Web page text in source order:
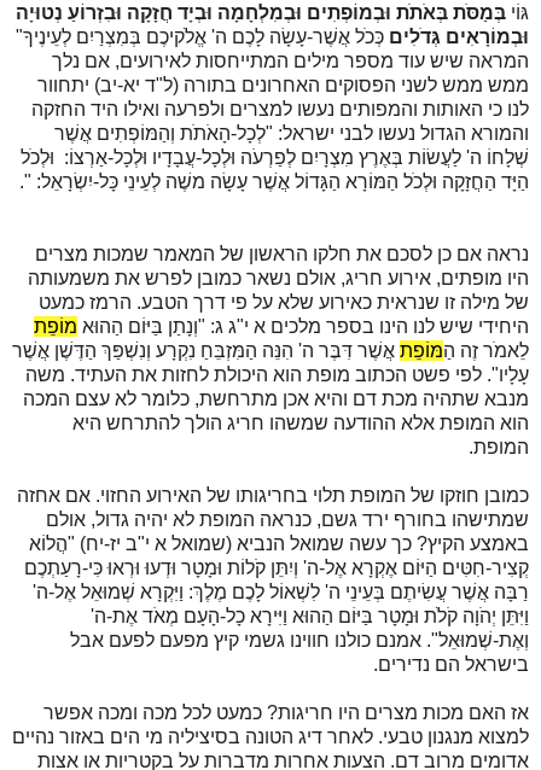
גּוֹי בְּמַסֹּת בְּאֹתֹת וּבְמוֹפְתִים וּבְמִלְחָמָה וּבְיָד חֲזָקָה וּבִזְרוֹעַ נְטוּיָה
וּבְמוֹרָאִים גְּדֹלִים כְּכֹל אֲשֶׁר-עָשָׂה לָכֶם ה' אֱלֹקיכֶם בְּמִצְרַיִם לְעֵינֶיךָ"
המראה שיש עוד מספר מילים המתייחסות לאירועים, אם נלך
ממש ממש לשני הפסוקים האחרונים בתורה (ל"ד יא-יב) יתחוור
לנו כי האותות והמפותים נעשו למצרים ולפרעה ואילו היד החזקה
והמורא הגדול נעשו לבני ישראל: "לְכָל-הָאֹתֹת וְהַמּוֹפְתִים אֲשֶׁר
שְׁלָחוֹ ה' לַעֲשׂוֹת בְּאֶרֶץ מִצְרָיִם לְפַרְעֹה וּלְכָל-עֲבָדָיו וּלְכָל-אַרְצוֹ: וּלְכֹל
הַיָּד הַחֲזָקָה וּלְכֹל הַמּוֹרָא הַגָּדוֹל אֲשֶׁר עָשָׂה משֶׁה לְעֵינֵי כָּל-יִשְׂרָאֵל: ".
נראה אם כן לסכם את חלקו הראשון של המאמר שמכות מצרים
היו מופתים, אירוע חריג, אולם נשאר כמובן לפרש את משמעותה
של מילה זו שנראית כאירוע שלא על פי דרך הטבע. הרמז כמעט
היחידי שיש לנו הינו בספר מלכים א י"ג ג: "וְנָתַן בַּיּוֹם הַהוּא מוֹפֵת
לֵאמֹר זֶה הַמּוֹפֵת אֲשֶׁר דִּבֶּר ה' הִנֵּה הַמִּזְבֵּחַ נִקְרָע וְנִשְׁפַּךְ הַדֶּשֶׁן אֲשֶׁר
עָלָיו". לפי פשט הכתוב מופת הוא היכולת לחזות את העתיד. משה
מנבא שתהיה מכת דם והיא אכן מתרחשת, כלומר לא עצם המכה
הוא המופת אלא ההודעה שמשהו חריג הולך להתרחש היא
המופת.
כמובן חוזקו של המופת תלוי בחריגותו של האירוע החזוי. אם אחזה
שמתישהו בחורף ירד גשם, כנראה המופת לא יהיה גדול, אולם
באמצע הקיץ? כך עשה שמואל הנביא (שמואל א י"ב יז-יח) "הֲלוֹא
קְצִיר-חִטִּים הַיּוֹם אֶקְרָא אֶל-ה' וְיִתֵּן קֹלוֹת וּמָטָר וּדְעוּ וּרְאוּ כִּי-רָעַתְכֶם
רַבָּה אֲשֶׁר עֲשִׂיתֶם בְּעֵינֵי ה' לִשְׁאוֹל לָכֶם מֶלֶךְ: וַיִּקְרָא שְׁמוּאֵל אֶל-ה'
וַיִּתֵּן יְהֹוָה קֹלֹת וּמָטָר בַּיּוֹם הַהוּא וַיִּירָא כָל-הָעָם מְאֹד אֶת-ה'
וְאֶת-שְׁמוּאֵל". אמנם כולנו חווינו גשמי קיץ מפעם לפעם אבל
בישראל הם נדירים.
אז האם מכות מצרים היו חריגות? כמעט לכל מכה ומכה אפשר
למצוא מנגנון טבעי. לאחר דיג הטונה בסיציליה מי הים באזור נהיים
אדומים מרוב דם. הצעות אחרות מדברות על בקטריות או אצות